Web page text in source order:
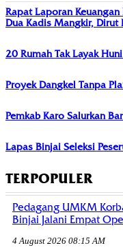
Rapat Laporan
Dua Kadis Mangkir, Dirut
20 Rumah Tak Layak
Proyek Dangkel Tanpa
Pemkab Karo Salurkan
Lapas Binjai Seleksi
TERPOPULER
Pedagang UMKM
Binjai Jalani Empat
4 August 2026 08:15 AM